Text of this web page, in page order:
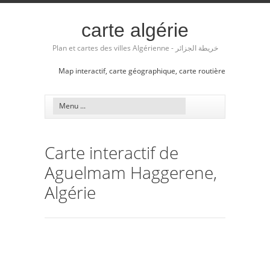
carte algérie
Plan et cartes des villes Algérienne - خريطة الجزائر
Map interactif, carte géographique, carte routière
Carte interactif de
Aguelmam Haggerene,
Algérie